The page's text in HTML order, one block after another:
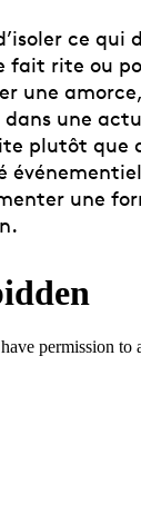
ce qui
fait rite ou
une
dans une
plutôt que
une